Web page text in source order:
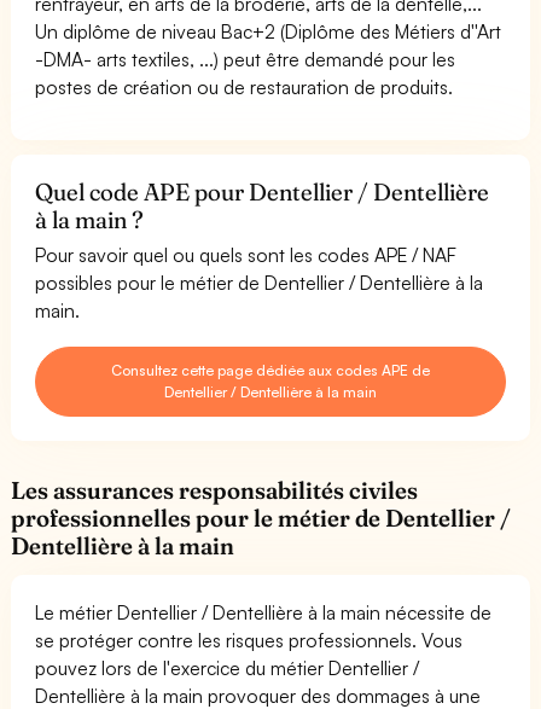
Un diplôme de niveau Bac+2 (Diplôme des Métiers d''Art
-DMA- arts textiles, ...) peut être demandé pour les
postes de création ou de restauration de produits.
Quel code APE pour Dentellier / Dentellière
à la main ?
Pour savoir quel ou quels sont les codes APE / NAF
possibles pour le métier de Dentellier / Dentellière à la
main.
Consultez cette page dédiée aux codes APE de
Dentellier / Dentellière à la main
Les assurances responsabilités civiles
professionnelles pour le métier de Dentellier /
Dentellière à la main
Le métier Dentellier / Dentellière à la main nécessite de
se protéger contre les risques professionnels. Vous
pouvez lors de l'exercice du métier Dentellier /
Dentellière à la main provoquer des dommages à une